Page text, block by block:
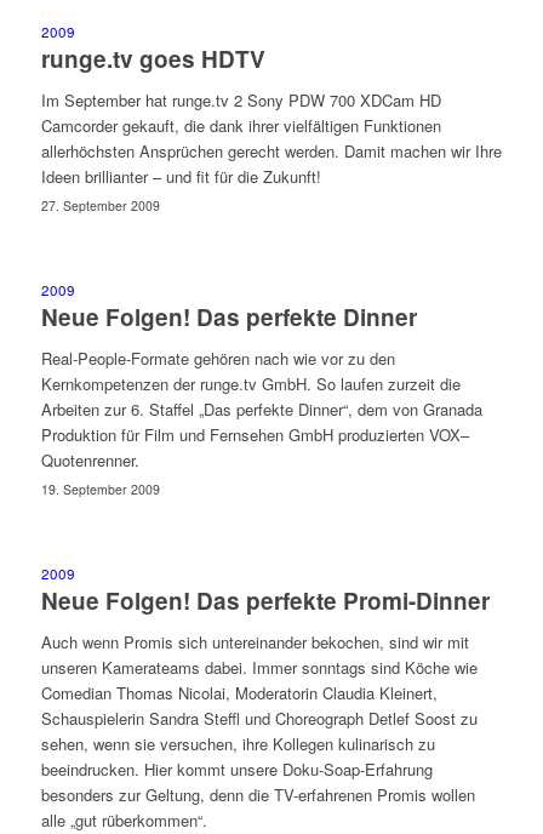
2009
runge.tv goes HDTV
Im September hat runge.tv 2 Sony PDW 700 XDCam HD
Camcorder gekauft, die dank ihrer vielfältigen Funktionen
allerhöchsten Ansprüchen gerecht werden. Damit machen wir Ihre
Ideen brillianter – und fit für die Zukunft!
27. September 2009
2009
Neue Folgen! Das perfekte Dinner
Real-People-Formate gehören nach wie vor zu den
Kernkompetenzen der runge.tv GmbH. So laufen zurzeit die
Arbeiten zur 6. Staffel „Das perfekte Dinner“, dem von Granada
Produktion für Film und Fernsehen GmbH produzierten VOX–
Quotenrenner.
19. September 2009
2009
Neue Folgen! Das perfekte Promi-Dinner
Auch wenn Promis sich untereinander bekochen, sind wir mit
unseren Kamerateams dabei. Immer sonntags sind Köche wie
Comedian Thomas Nicolai, Moderatorin Claudia Kleinert,
Schauspielerin Sandra Steffl und Choreograph Detlef Soost zu
sehen, wenn sie versuchen, ihre Kollegen kulinarisch zu
beeindrucken. Hier kommt unsere Doku-Soap-Erfahrung
besonders zur Geltung, denn die TV-erfahrenen Promis wollen
alle „gut rüberkommen“.